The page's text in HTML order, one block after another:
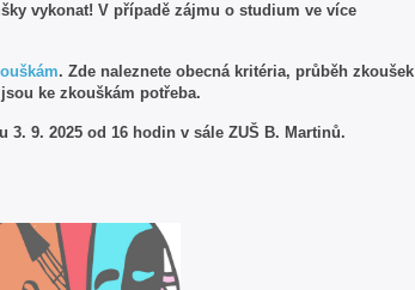
vykonat! V případě zájmu o studium ve více
. Zde naleznete obecná kritéria, průběh zkoušek
ke zkouškám potřeba.
9. 2025 od 16 hodin v sále ZUŠ B. Martinů.